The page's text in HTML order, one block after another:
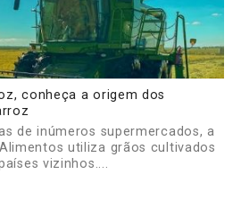
conheça a origem dos
de inúmeros supermercados, a
utiliza grãos cultivados
vizinhos....